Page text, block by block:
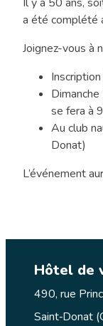
de
a été complété
Joignez-vous à
se fera à
Au club
Donat)
L’événement
Hôtel de
490, rue
Saint‑Donat